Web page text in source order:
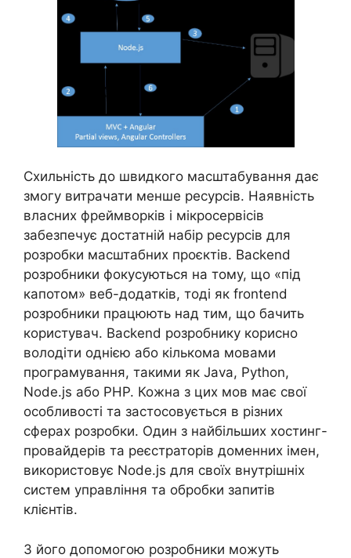
Схильність до швидкого масштабування дає
змогу витрачати менше ресурсів. Наявність
власних фреймворків і мікросервісів
забезпечує достатній набір ресурсів для
розробки масштабних проєктів. Backend
розробники фокусуються на тому, що «під
капотом» веб-додатків, тоді як frontend
розробники працюють над тим, що бачить
користувач. Backend розробнику корисно
володіти однією або кількома мовами
програмування, такими як Java, Python,
Node.js або PHP. Кожна з цих мов має свої
особливості та застосовується в різних
сферах розробки. Один з найбільших хостинг-
провайдерів та реєстраторів доменних імен,
використовує Node.js для своїх внутрішніх
систем управління та обробки запитів
клієнтів.
З його допомогою розробники можуть